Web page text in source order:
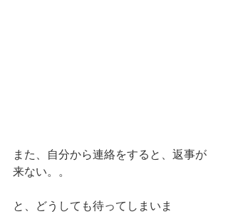
また、自分から連絡をすると、返事が
来ない。。
と、どうしても待ってしまいま